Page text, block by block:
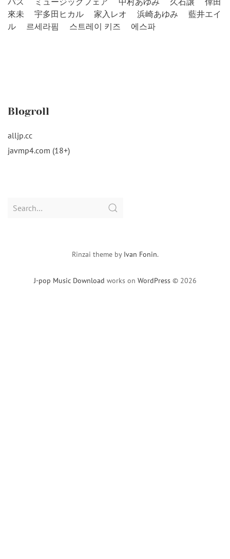
來未
宇多田ヒカル 家入レオ 浜崎あゆみ
藍井エイ
ル
르세라핌 스트레이 키즈 에스파
Blogroll
alljp.cc
javmp4.com (18+)
Search
J-pop Music Download works on WordPress © 2026
Rinzai theme by Ivan Fonin.